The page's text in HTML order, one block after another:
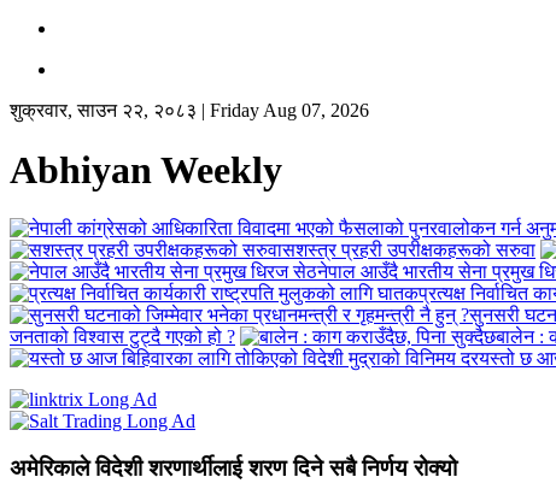
शुक्रवार, साउन २२, २०८३ | Friday Aug 07, 2026
Abhiyan Weekly
सशस्त्र प्रहरी उपरीक्षकहरूको सरुवा
नेपाल आउँदै भारतीय सेना प्रमुख
प्रत्यक्ष निर्वाचित
सुनसरी
जनताको विश्वास टुट्दै गएको हो ?
बालेन :
यस्तो छ आज
अमेरिकाले विदेशी शरणार्थीलाई शरण दिने सबै निर्णय रोक्यो